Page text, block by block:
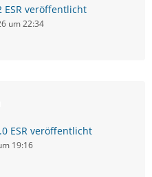
veröffentlicht
um 22:34
ESR veröffentlicht
19:16